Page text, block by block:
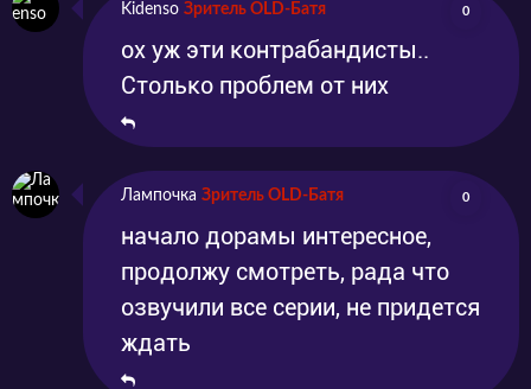
Kidenso Зритель OLD-Батя 0
ох уж эти контрабандисты..
Столько проблем от них
Лампочка Зритель OLD-Батя 0
начало дорамы интересное,
продолжу смотреть, рада что
озвучили все серии, не придется
ждать